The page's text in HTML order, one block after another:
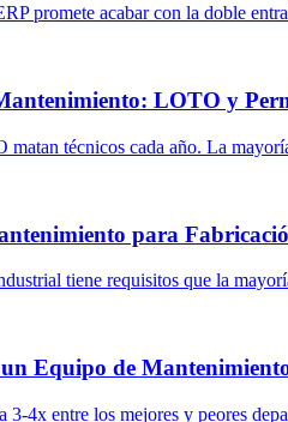
promete acabar con la doble
LOTO y
técnicos cada año. La
para
tiene requisitos que la
Equipo de
3-4x entre los mejores y peores